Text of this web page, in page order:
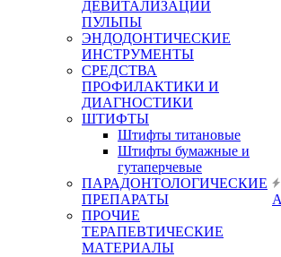
ДЕВИТАЛИЗАЦИИ
ПУЛЬПЫ
ЭНДОДОНТИЧЕСКИЕ
ИНСТРУМЕНТЫ
СРЕДСТВА
ПРОФИЛАКТИКИ И
ДИАГНОСТИКИ
ШТИФТЫ
Штифты титановые
Штифты бумажные и
гутаперчевые
ПАРАДОНТОЛОГИЧЕСКИЕ
ПРЕПАРАТЫ
ПРОЧИЕ
ТЕРАПЕВТИЧЕСКИЕ
МАТЕРИАЛЫ